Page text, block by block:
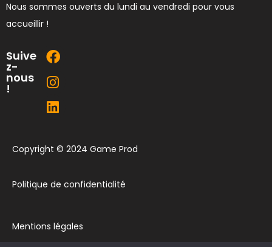
Nous sommes ouverts du lundi au vendredi pour vous
accueillir !
Suive
z-
nous
!
Copyright © 2024 Game Prod
Politique de confidentialité
Mentions légales